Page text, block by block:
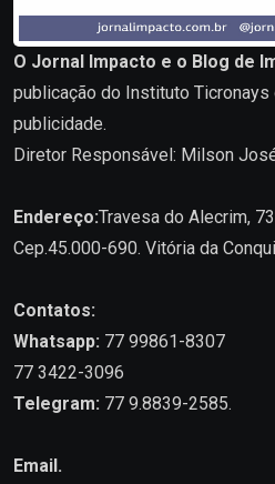
O Jornal Impacto e o Blog de
publicação do Instituto
publicidade.
Diretor Responsável: Milson
Endereço:Travesa do Alecrim,
Cep.45.000-690. Vitória da
Contatos:
Whatsapp: 77 99861-8307
77 3422-3096
Telegram: 77 9.8839-2585.
Email.